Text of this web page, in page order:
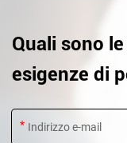
Quali sono
esigenze di
*